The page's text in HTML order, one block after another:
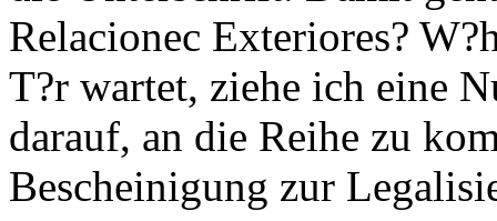
Relacionec Exteriores?
T?r wartet, ziehe ich eine
darauf, an die Reihe zu
Bescheinigung zur